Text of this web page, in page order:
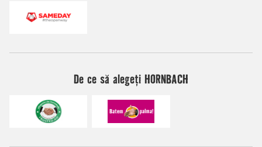
De ce să alegeți HORNBACH